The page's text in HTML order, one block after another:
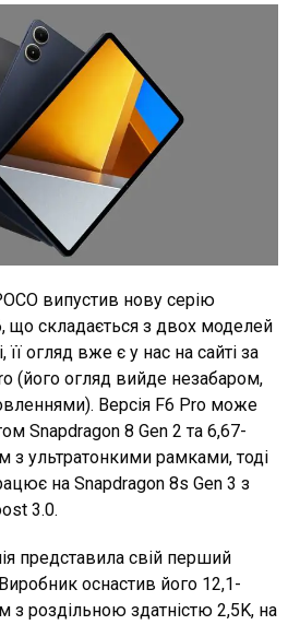
випустив нову серію
що складається з двох моделей
її огляд вже є у нас на сайті за
(його огляд вийде незабаром,
Версія F6 Pro може
Snapdragon 8 Gen 2 та 6,67-
ультратонкими рамками, тоді
на Snapdragon 8s Gen 3 з
3.0.
представила свій перший
оснастив його 12,1-
роздільною здатністю 2,5K, на